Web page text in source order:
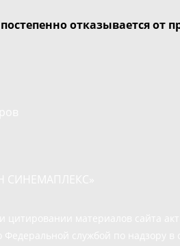
отказывается от